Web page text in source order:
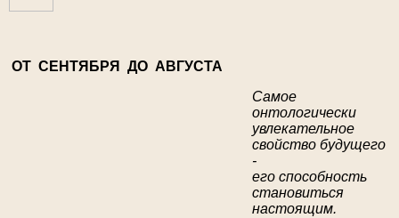
ОТ СЕНТЯБРЯ ДО АВГУСТА
Самое
онтологически
увлекательное
свойство будущего
-
его способность
становиться
настоящим.